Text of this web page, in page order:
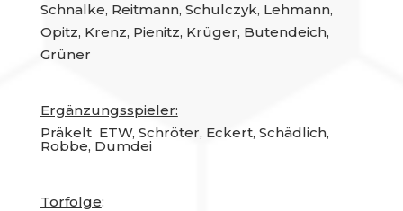
Schnalke, Reitmann, Schulczyk, Lehmann,
Opitz, Krenz, Pienitz, Krüger, Butendeich,
Grüner
Ergänzungsspieler:
Präkelt ETW, Schröter, Eckert, Schädlich,
Robbe, Dumdei
Torfolge: